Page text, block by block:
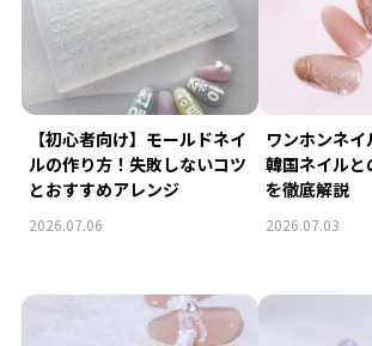
【初心者向け】モールドネイ
ルの作り方！失敗しないコツ
とおすすめアレンジ
2026.07.06
ワンホンネ
韓国ネイルと
を徹底解説
2026.07.03